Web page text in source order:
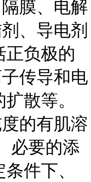
膜、电解
、导电剂
正负极的
传导和电
散等。
的有肌溶
必要的添
件下、